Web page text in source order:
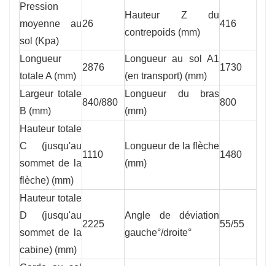
Pression
moyenne au
sol (Kpa)
26
Hauteur Z du
contrepoids (mm)
416
Longueur
totale A (mm)
2876
Longueur au sol A1
(en transport) (mm)
1730
Largeur totale
B (mm)
840/880
Longueur du bras
(mm)
800
Hauteur totale
C (jusqu'au
sommet de la
flèche) (mm)
1110
Longueur de la flèche
(mm)
1480
Hauteur totale
D (jusqu'au
sommet de la
cabine) (mm)
2225
Angle de déviation
gauche°/droite°
55/55